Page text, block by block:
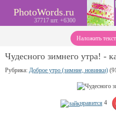
PhotoWords.ru
37717 шт. +6300
Наложить
Чудесного зимнего утра! -
Рубрика: Доброе утро (зимние, новинки)
нравится 4